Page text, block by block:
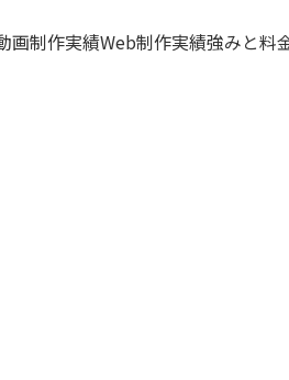
画制作実績Web制作実績強みと料